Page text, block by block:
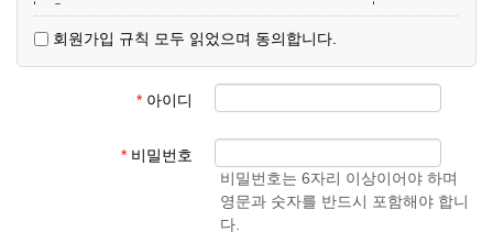
① 학부모 회원 닉네임
- 학생 이름+엄마(아빠)
(예)
엄마
김예
준엄
마
(예)
김예
3. 회원 이메일은 입학원서에 기재된 이메일 주소
회원 가입 후 회원 승인에 평균 1일이 소요됩니다.
회원가입 규칙 모두 읽었으며 동의합니다.
* 아이디
* 비밀번호
비밀번호는 6자리 이상이어야 하며
영문과 숫자를 반드시 포함해야 합니
다.